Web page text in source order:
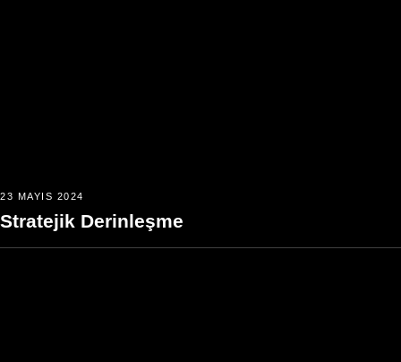
23 MAYIS 2024
Stratejik Derinleşme